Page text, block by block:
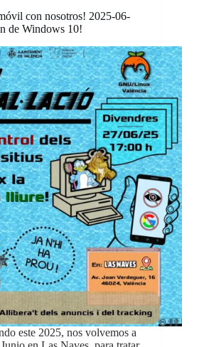
con nosotros! 2025-06-
de Windows 10!
este 2025, nos volvemos a